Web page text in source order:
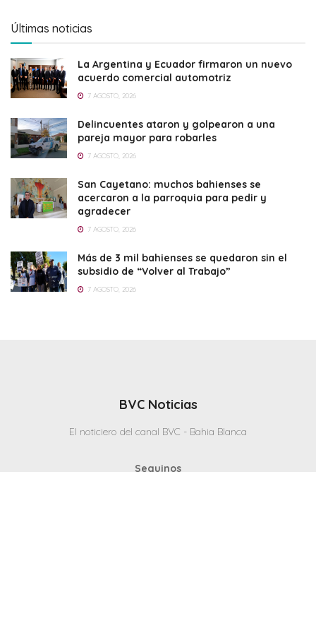
Últimas noticias
La Argentina y Ecuador firmaron un nuevo
acuerdo comercial automotriz
7 AGOSTO, 2026
Delincuentes ataron y golpearon a una
pareja mayor para robarles
7 AGOSTO, 2026
San Cayetano: muchos bahienses se
acercaron a la parroquia para pedir y
agradecer
7 AGOSTO, 2026
Más de 3 mil bahienses se quedaron sin el
subsidio de “Volver al Trabajo”
7 AGOSTO, 2026
BVC Noticias
El noticiero del canal BVC - Bahia Blanca
Seguinos